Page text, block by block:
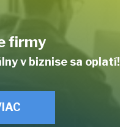
firmy
v biznise sa oplatí!